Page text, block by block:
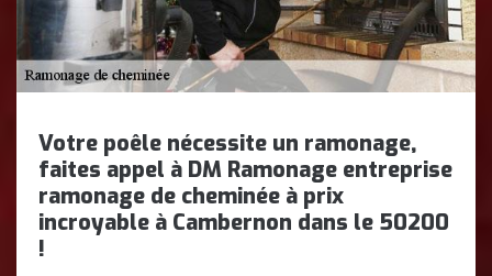
Votre poêle nécessite un ramonage,
faites appel à DM Ramonage entreprise
ramonage de cheminée à prix
incroyable à Cambernon dans le 50200
!